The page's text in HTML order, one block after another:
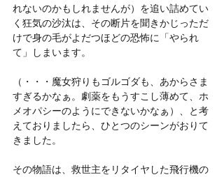
れないのかもしれませんが）を追い詰めてい
く狂気の沙汰は、その断片を聞きかじっただ
けで身の毛がよだつほどの恐怖に「やられ
て」しまいます。
（・・・魔女狩りもゴルゴダも、あからさま
すぎるかなぁ。劇薬をもうすこし薄めて、ホ
メオパシーのようにできないかなぁ）、と考
えておりましたら、ひとつのシーンがおりて
きました。
その物語は、救世主をリタイヤした飛行機の